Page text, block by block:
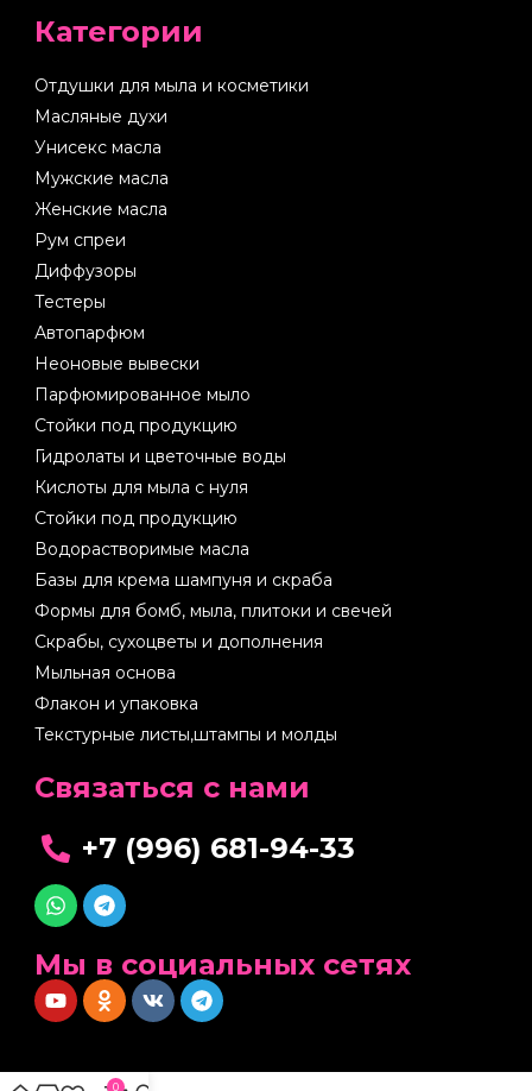
Категории
Отдушки для мыла и косметики
Масляные духи
Унисекс масла
Мужские масла
Женские масла
Рум спреи
Диффузоры
Тестеры
Автопарфюм
Неоновые вывески
Парфюмированное мыло
Стойки под продукцию
Гидролаты и цветочные воды
Кислоты для мыла с нуля
Стойки под продукцию
Водорастворимые масла
Базы для крема шампуня и скраба
Формы для бомб, мыла, плитоки и свечей
Скрабы, сухоцветы и дополнения
Мыльная основа
Флакон и упаковка
Текстурные листы,штампы и молды
Cвязаться с нами
+7 (996) 681-94-33
Мы в социальных сетях
0